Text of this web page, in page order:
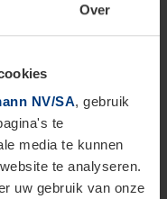
Over
NV/SA, gebruik
te
media te kunnen
te analyseren.
uw gebruik van onze